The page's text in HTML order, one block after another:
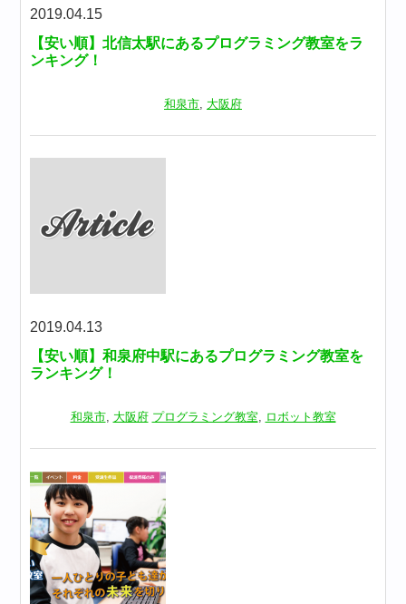
2019.04.15
【安い順】北信太駅にあるプログラミング教室をラ
ンキング！
和泉市, 大阪府
2019.04.13
【安い順】和泉府中駅にあるプログラミング教室を
ランキング！
和泉市, 大阪府 プログラミング教室, ロボット教室